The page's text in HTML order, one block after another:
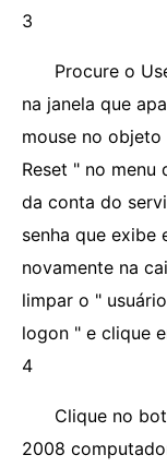
3
Procure o
na janela que
mouse no
Reset " no menu
da conta do
senha que exibe
novamente na
limpar o "
logon " e clique
4
Clique no
2008